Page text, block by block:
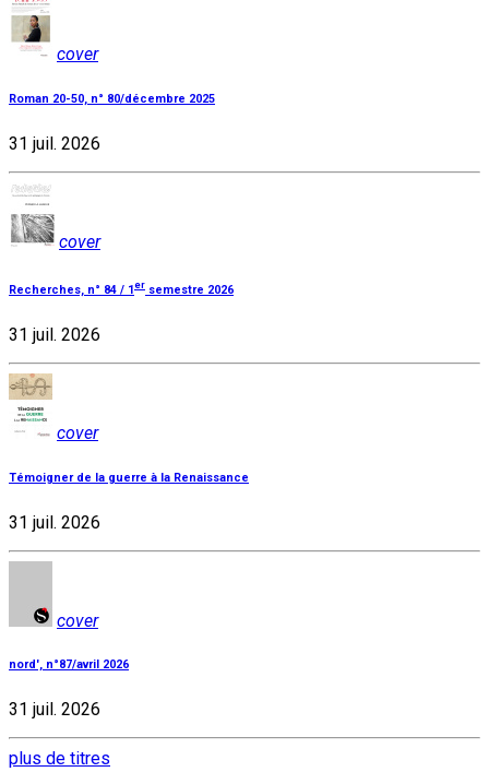
cover
Roman 20-50, n° 80/décembre 2025
31 juil. 2026
cover
Recherches, n° 84 / 1er semestre 2026
31 juil. 2026
cover
Témoigner de la guerre à la Renaissance
31 juil. 2026
cover
nord', n°87/avril 2026
31 juil. 2026
plus de titres